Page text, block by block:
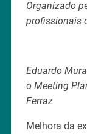
Organizado
profissionais
Eduardo
o Meeting
Ferraz
Melhora da